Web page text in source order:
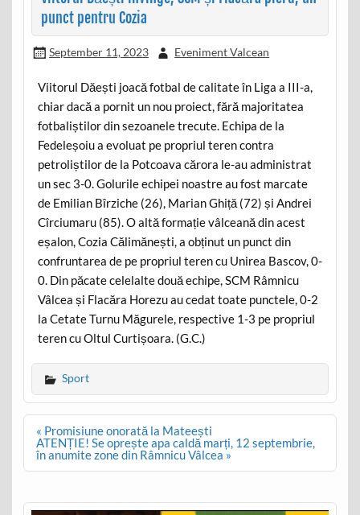
punct pentru Cozia
September 11, 2023 Eveniment Valcean
Viitorul Dăești joacă fotbal de calitate în Liga a III-a,
chiar dacă a pornit un nou proiect, fără majoritatea
fotbaliștilor din sezoanele trecute. Echipa de la
Fedeleșoiu a evoluat pe propriul teren contra
petroliștilor de la Potcoava cărora le-au administrat
un sec 3-0. Golurile echipei noastre au fost marcate
de Emilian Bîrziche (26), Marian Ghiță (72) și Andrei
Cîrciumaru (85). O altă formație vâlceană din acest
eșalon, Cozia Călimănești, a obținut un punct din
confruntarea de pe propriul teren cu Unirea Bascov, 0-
0. Din păcate celelalte două echipe, SCM Râmnicu
Vâlcea și Flacăra Horezu au cedat toate punctele, 0-2
la Cetate Turnu Măgurele, respective 1-3 pe propriul
teren cu Oltul Curtișoara. (G.C.)
Sport
Post
navigation
« Promisiune onorată la Mateești
ATENȚIE! Se oprește apa caldă marți, 12 septembrie,
în anumite zone din Râmnicu Vâlcea »